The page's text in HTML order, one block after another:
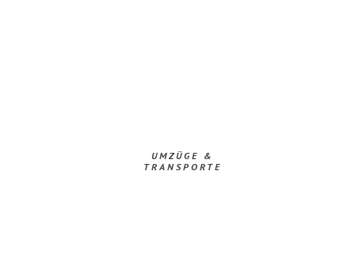
UMZÜGE &
TRANSPORTE